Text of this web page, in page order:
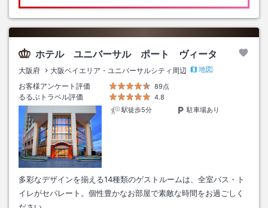
ホテル ユニバーサル ポート ヴィータ
大阪府 大阪ベイエリア・ユニバーサルシティ周辺
地図
お客様アンケート評価
89点
るるぶトラベル評価
4.8
駅徒歩5分
駐車場あり
多彩なデザインを揃える14種類のゲストルームは、全室バス・ト
イレがセパレート。個性豊かなお部屋で素敵な時間をお過ごしく